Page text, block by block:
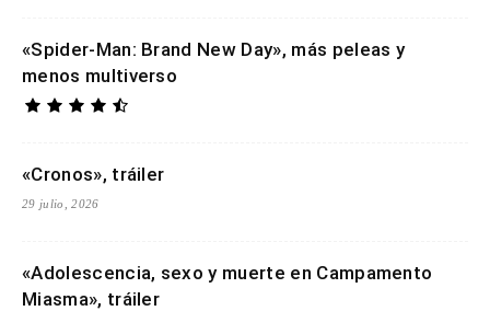
«Spider-Man: Brand New Day», más peleas y
menos multiverso
«Cronos», tráiler
29 julio, 2026
«Adolescencia, sexo y muerte en Campamento
Miasma», tráiler